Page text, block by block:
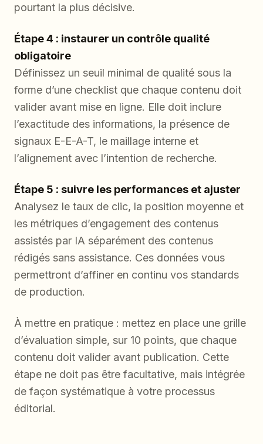
pourtant la plus décisive.
Étape 4 : instaurer un contrôle qualité
obligatoire
Définissez un seuil minimal de qualité sous la
forme d’une checklist que chaque contenu doit
valider avant mise en ligne. Elle doit inclure
l’exactitude des informations, la présence de
signaux E-E-A-T, le maillage interne et
l’alignement avec l’intention de recherche.
Étape 5 : suivre les performances et ajuster
Analysez le taux de clic, la position moyenne et
les métriques d’engagement des contenus
assistés par IA séparément des contenus
rédigés sans assistance. Ces données vous
permettront d’affiner en continu vos standards
de production.
À mettre en pratique : mettez en place une grille
d’évaluation simple, sur 10 points, que chaque
contenu doit valider avant publication. Cette
étape ne doit pas être facultative, mais intégrée
de façon systématique à votre processus
éditorial.